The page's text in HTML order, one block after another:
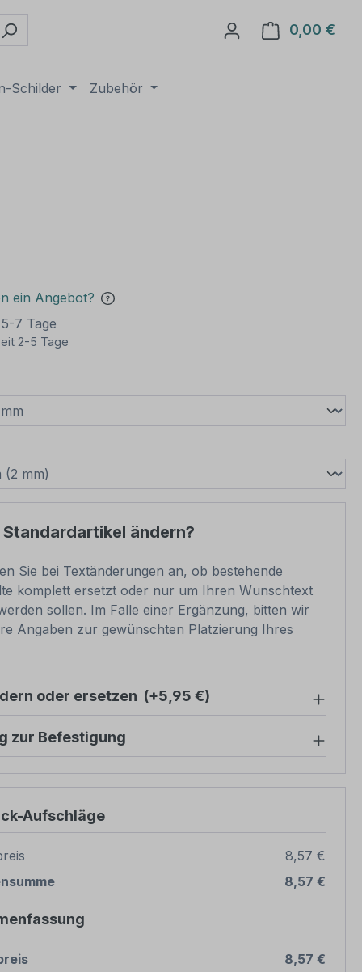
0,00 €
Schilder Zubehör
ein Angebot?
7 Tage
2-5 Tage
Standardartikel ändern?
Sie bei Textänderungen an, ob bestehende
komplett ersetzt oder nur um Ihren Wunschtext
sollen. Im Falle einer Ergänzung, bitten wir
Angaben zur gewünschten Platzierung Ihres
oder ersetzen (+5,95 €)
zur Befestigung
Aufschläge
8,57 €
8,57 €
8,57 €